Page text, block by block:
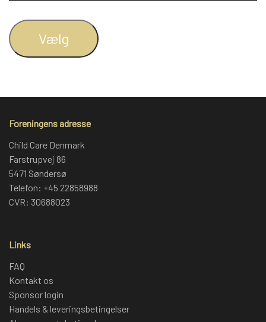
Vælg
Foreningens adresse
Child Care Denmark
Farstrupvej 86
5471 Søndersø
Telefon: +45 22858988
CVR: 30688023
Links
FAQ
Kontakt os
Sponsor login
Handels & leveringsbetingelser